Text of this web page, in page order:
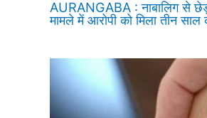
AURANGABA : नाबालिग से
मामले में आरोपी को मिला तीन साल